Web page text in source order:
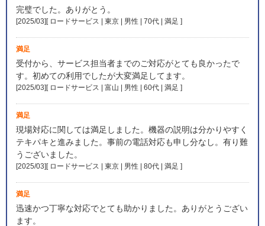
完璧でした。ありがとう。
[2025/03][ ロードサービス | 東京 | 男性 | 70代 | 満足 ]
満足
受付から、サービス担当者までのご対応がとても良かったで
す。初めての利用でしたが大変満足してます。
[2025/03][ ロードサービス | 富山 | 男性 | 60代 | 満足 ]
満足
現場対応に関しては満足しました。機器の説明は分かりやすく
テキパキと進みました。事前の電話対応も申し分なし。有り難
うございました。
[2025/03][ ロードサービス | 東京 | 男性 | 80代 | 満足 ]
満足
迅速かつ丁寧な対応でとても助かりました。ありがとうござい
ます。